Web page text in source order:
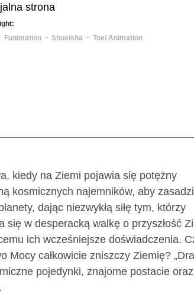
strona
Funimation - Shueisha - Toei Animation
kiedy na Ziemi pojawia się potężny
kosmicznych najemników, aby
dając niezwykłą siłę tym, którzy
się w desperacką walkę o przyszłość
ich wcześniejsze doświadczenia.
Mocy całkowicie zniszczy Ziemię?
pojedynki, znajome postacie oraz